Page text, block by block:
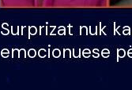
Surprizat nuk
emocionuese
nëna dhe